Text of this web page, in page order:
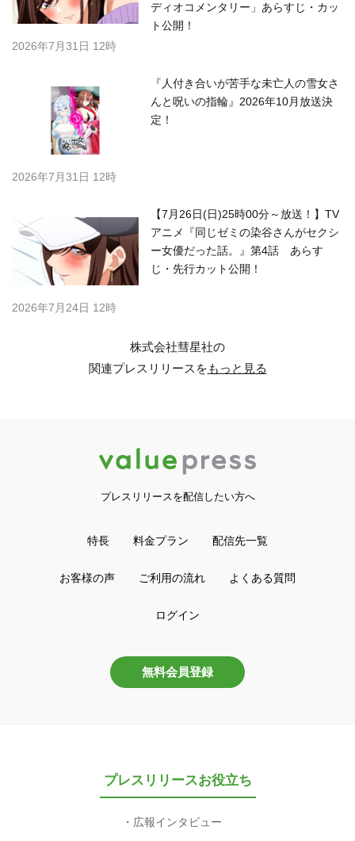
ディオコメンタリー」あらすじ・カッ
ト公開！
2026年7月31日 12時
『人付き合いが苦手な未亡人の雪女さ
んと呪いの指輪』2026年10月放送決
定！
2026年7月31日 12時
【7月26日(日)25時00分～放送！】TV
アニメ『同じゼミの染谷さんがセクシ
ー女優だった話。』第4話 あらす
じ・先行カット公開！
2026年7月24日 12時
株式会社彗星社の
関連プレスリリースをもっと見る
プレスリリースを配信したい方へ
特長 料金プラン 配信先一覧
お客様の声 ご利用の流れ よくある質問
ログイン
無料会員登録
プレスリリースお役立ち
広報インタビュー